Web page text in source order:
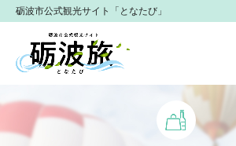
砺波市公式観光サイト「となたび」